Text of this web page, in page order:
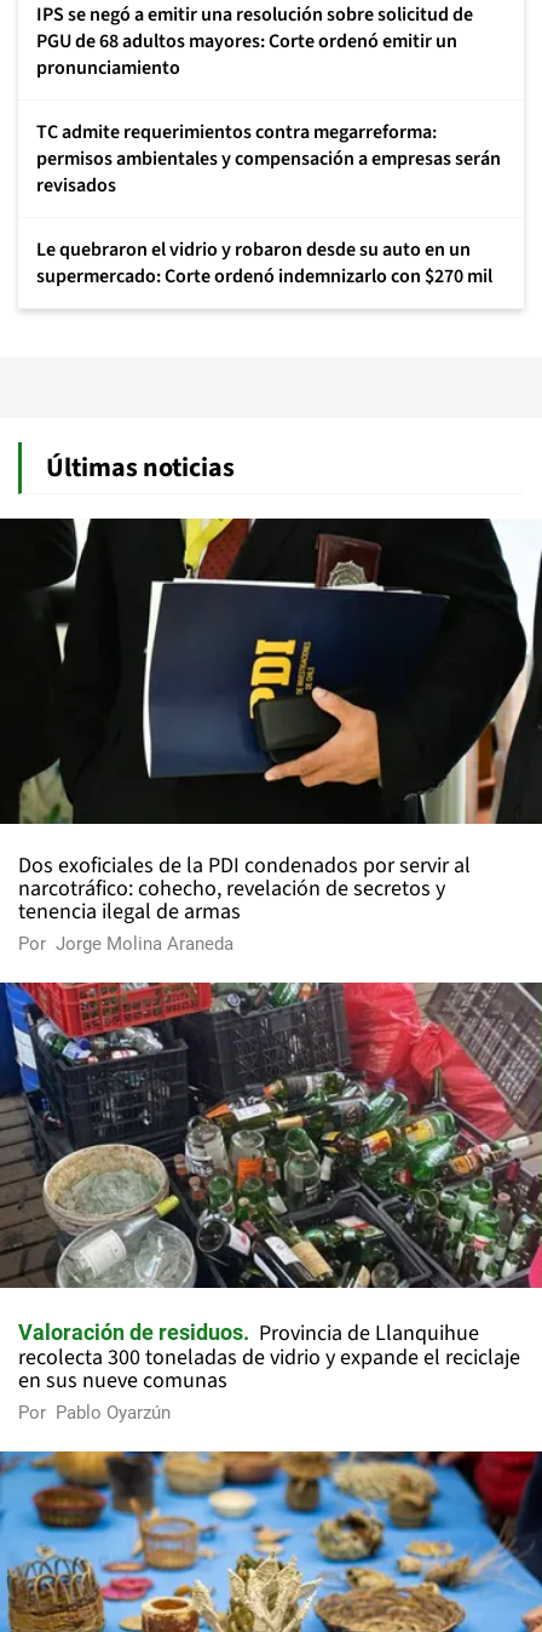
IPS se negó a emitir una resolución sobre solicitud de
PGU de 68 adultos mayores: Corte ordenó emitir un
pronunciamiento
TC admite requerimientos contra megarreforma:
permisos ambientales y compensación a empresas serán
revisados
Le quebraron el vidrio y robaron desde su auto en un
supermercado: Corte ordenó indemnizarlo con $270 mil
Últimas noticias
Dos exoficiales de la PDI condenados por servir al
narcotráfico: cohecho, revelación de secretos y
tenencia ilegal de armas
Por Jorge Molina Araneda
Valoración de residuos
Provincia de Llanquihue
recolecta 300 toneladas de vidrio y expande el reciclaje
en sus nueve comunas
Por Pablo Oyarzún